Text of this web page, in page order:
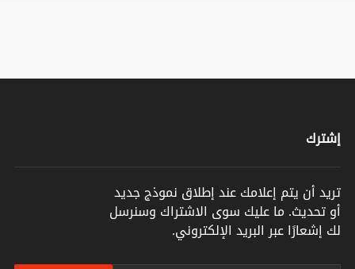
إشترك
تريد أن يتم إعلامك عند إطلاق نموذج جديد
أو تحديث. ما عليك سوى الاشتراك وسنرسل
لك إشعارًا عبر البريد الإلكتروني.